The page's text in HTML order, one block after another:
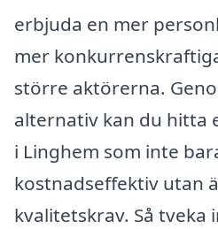
erbjuda en mer
mer
större aktörerna.
alternativ kan du hitta
i Linghem som inte
kostnadseffektiv utan
kvalitetskrav. Så tveka